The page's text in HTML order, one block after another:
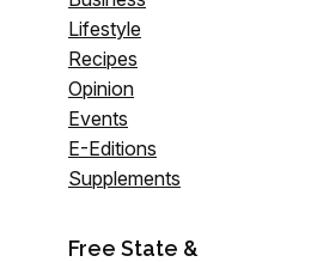
Lifestyle
Recipes
Opinion
Events
E-Editions
Supplements
Free State &